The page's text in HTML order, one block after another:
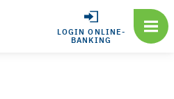
LOGIN ONLINE-
BANKING